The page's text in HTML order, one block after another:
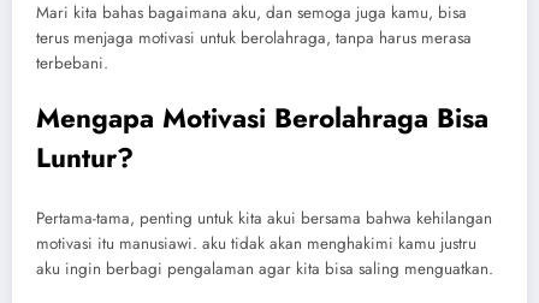
Mari kita bahas bagaimana aku, dan semoga juga kamu, bisa
terus menjaga motivasi untuk berolahraga, tanpa harus merasa
terbebani.
Mengapa Motivasi Berolahraga Bisa
Luntur?
Pertama-tama, penting untuk kita akui bersama bahwa kehilangan
motivasi itu manusiawi. aku tidak akan menghakimi kamu justru
aku ingin berbagi pengalaman agar kita bisa saling menguatkan.